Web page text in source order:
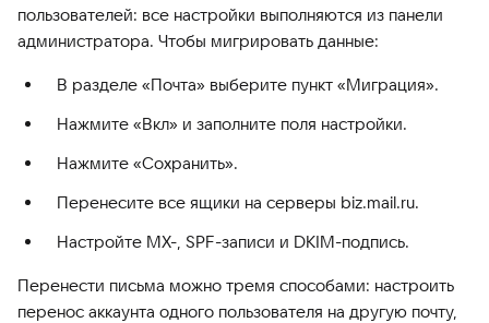
пользователей: все настройки выполняются из панели
администратора. Чтобы мигрировать данные:
В разделе «Почта» выберите пункт «Миграция».
Нажмите «Вкл» и заполните поля настройки.
Нажмите «Сохранить».
Перенесите все ящики на серверы biz.mail.ru.
Настройте MX-, SPF-записи и DKIM-подпись.
Перенести письма можно тремя способами: настроить
перенос аккаунта одного пользователя на другую почту,